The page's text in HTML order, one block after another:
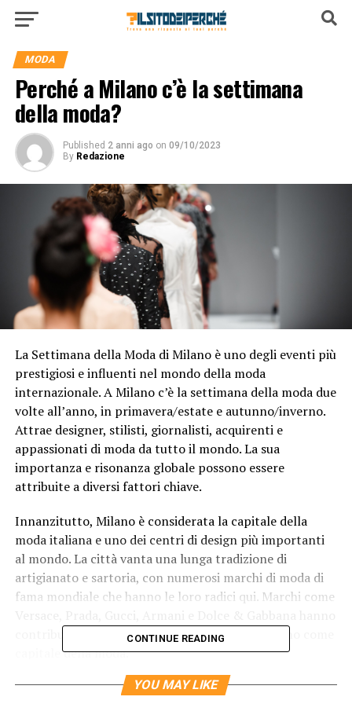
MODA
Perché a Milano c’è la settimana
della moda?
Published 2 anni ago on 09/10/2023
By Redazione
La Settimana della Moda di Milano è uno degli eventi più
prestigiosi e influenti nel mondo della moda
internazionale. A Milano c’è la settimana della moda due
volte all’anno, in primavera/estate e autunno/inverno.
Attrae designer, stilisti, giornalisti, acquirenti e
appassionati di moda da tutto il mondo. La sua
importanza e risonanza globale possono essere
attribuite a diversi fattori chiave.
Innanzitutto, Milano è considerata la capitale della
moda italiana e uno dei centri di design più importanti
al mondo. La città vanta una lunga tradizione di
artigianato e sartoria, con numerosi marchi di moda di
fama mondiale che hanno le loro radici qui. Marchi come
contribuito a consolidare la reputazione di Milano come
capitale della moda.
In secondo luogo, a Milano c’è la settimana della moda
CONTINUE READING
YOU MAY LIKE